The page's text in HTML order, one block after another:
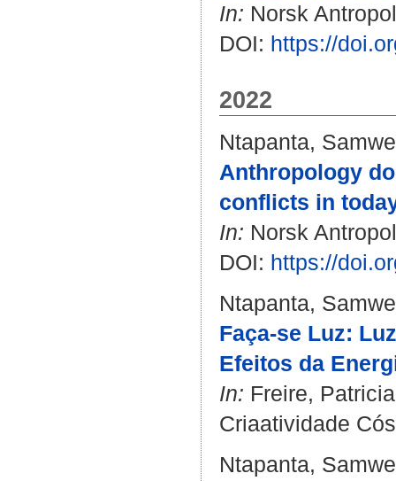
In: Norsk
DOI: https://
2022
Ntapanta,
Anthropology
conflicts in
In: Norsk
DOI: https://
Ntapanta,
Faça-se Luz:
Efeitos da
In: Freire, Patricia
Criaatividade
Ntapanta,